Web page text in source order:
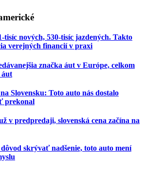
tisíc nových, 530-tisíc jazdených. Takto
verejných financií v praxi
značka áut v Európe, celkom
áut
Slovensku: Toto auto nás dostalo
prekonal
v predpredaji, slovenská cena začína na
skrývať nadšenie, toto auto mení